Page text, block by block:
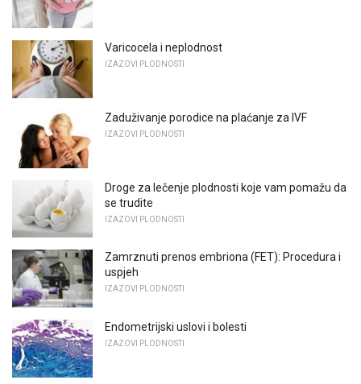
Varicocela i neplodnost
IZAZOVI PLODNOSTI
Zaduživanje porodice na plaćanje za IVF
IZAZOVI PLODNOSTI
Droge za lečenje plodnosti koje vam pomažu da
se trudite
IZAZOVI PLODNOSTI
Zamrznuti prenos embriona (FET): Procedura i
uspjeh
IZAZOVI PLODNOSTI
Endometrijski uslovi i bolesti
IZAZOVI PLODNOSTI